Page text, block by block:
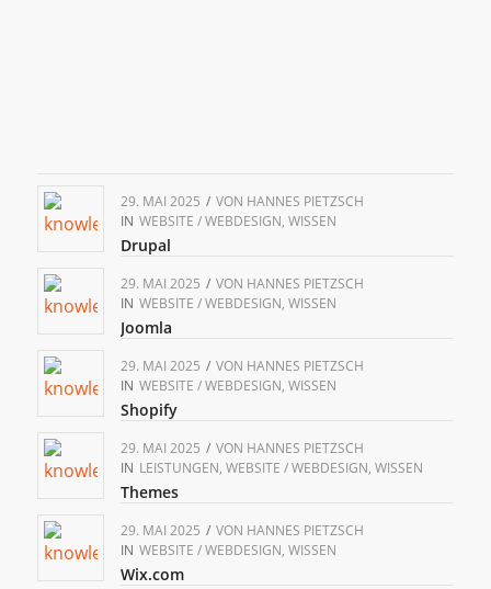
29. MAI 2025 / VON HANNES PIETZSCH
IN WEBSITE / WEBDESIGN, WISSEN
Drupal
29. MAI 2025 / VON HANNES PIETZSCH
IN WEBSITE / WEBDESIGN, WISSEN
Joomla
29. MAI 2025 / VON HANNES PIETZSCH
IN WEBSITE / WEBDESIGN, WISSEN
Shopify
29. MAI 2025 / VON HANNES PIETZSCH
IN LEISTUNGEN, WEBSITE / WEBDESIGN, WISSEN
Themes
29. MAI 2025 / VON HANNES PIETZSCH
IN WEBSITE / WEBDESIGN, WISSEN
Wix.com